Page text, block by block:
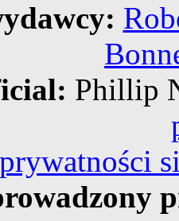
Phillip